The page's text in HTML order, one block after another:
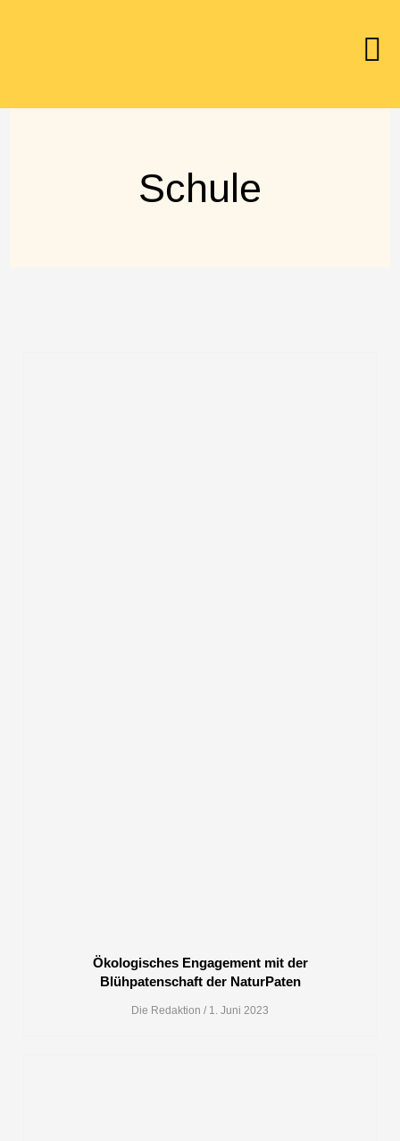
Schule
Ökologisches Engagement mit der
Blühpatenschaft der NaturPaten
Die Redaktion 1. Juni 2023